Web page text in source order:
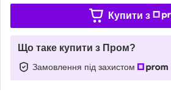
Купити з
Що таке купити з Пром?
Замовлення під захистом